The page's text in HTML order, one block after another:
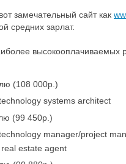
замечательный сайт как
средних зарлат.
высокооплачиваемых
(108 000р.)
systems architect
(99 450р.)
manager/project
estate agent